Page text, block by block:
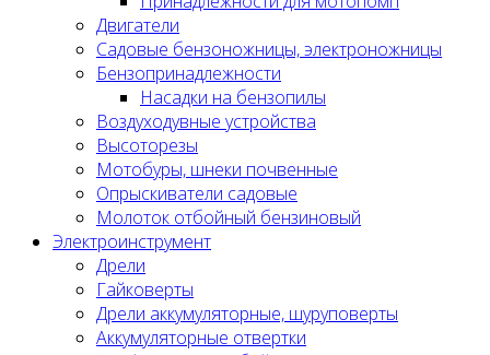
Двигатели
Садовые бензоножницы, электроножницы
Бензопринадлежности
Насадки на бензопилы
Воздуходувные устройства
Высоторезы
Мотобуры, шнеки почвенные
Опрыскиватели садовые
Молоток отбойный бензиновый
Электроинструмент
Дрели
Гайковерты
Дрели аккумуляторные, шуруповерты
Аккумуляторные отвертки